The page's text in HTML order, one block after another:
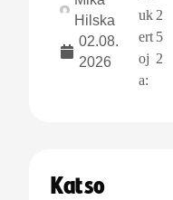
Hilska
02.08.
2026
uk
ert
oj
a:
2
5
2
Katso